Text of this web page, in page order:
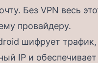
Без VPN весь
провайдеру.
шифрует
IP и